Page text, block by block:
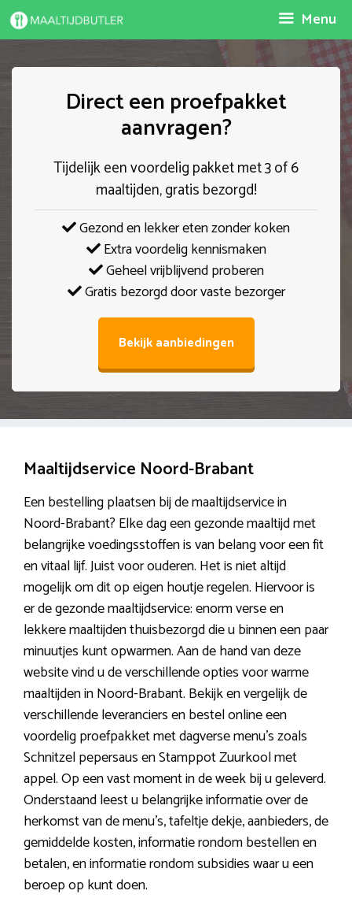
Spring
naar
Menu
Direct een proefpakket
aanvragen?
Tijdelijk een voordelig pakket met 3 of 6
maaltijden, gratis bezorgd!
Gezond en lekker eten zonder koken
Extra voordelig kennismaken
Geheel vrijblijvend proberen
Gratis bezorgd door vaste bezorger
Bekijk aanbiedingen
Maaltijdservice Noord-Brabant
Een bestelling plaatsen bij de maaltijdservice in
Noord-Brabant? Elke dag een gezonde maaltijd met
belangrijke voedingsstoffen is van belang voor een fit
en vitaal lijf. Juist voor ouderen. Het is niet altijd
mogelijk om dit op eigen houtje regelen. Hiervoor is
er de gezonde maaltijdservice: enorm verse en
lekkere maaltijden thuisbezorgd die u binnen een paar
minuutjes kunt opwarmen. Aan de hand van deze
website vind u de verschillende opties voor warme
maaltijden in Noord-Brabant. Bekijk en vergelijk de
verschillende leveranciers en bestel online een
voordelig proefpakket met dagverse menu’s zoals
Schnitzel pepersaus en Stamppot Zuurkool met
appel. Op een vast moment in de week bij u geleverd.
Onderstaand leest u belangrijke informatie over de
herkomst van de menu’s, tafeltje dekje, aanbieders, de
gemiddelde kosten, informatie rondom bestellen en
betalen, en informatie rondom subsidies waar u een
beroep op kunt doen.